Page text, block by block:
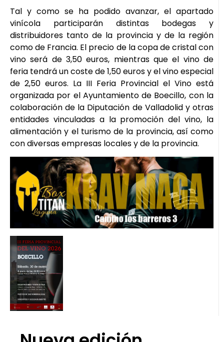
Tal y como se ha podido avanzar, el apartado
vinícola participarán distintas bodegas y
distribuidores tanto de la provincia y de la región
como de Francia. El precio de la copa de cristal con
vino será de 3,50 euros, mientras que el vino de
feria tendrá un coste de 1,50 euros y el vino especial
de 2,50 euros. La III Feria Provincial el Vino está
organizada por el Ayuntamiento de Boecillo, con la
colaboración de la Diputación de Valladolid y otras
entidades vinculadas a la promoción del vino, la
alimentación y el turismo de la provincia, así como
con diversas empresas locales y de la provincia.